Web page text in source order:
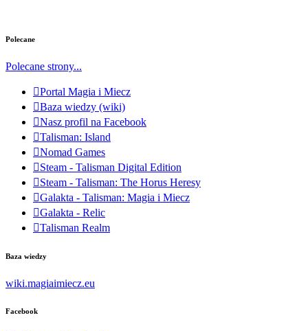
Polecane
Polecane strony...
Portal Magia i Miecz
Baza wiedzy (wiki)
Nasz profil na Facebook
Talisman: Island
Nomad Games
Steam - Talisman Digital Edition
Steam - Talisman: The Horus Heresy
Galakta - Talisman: Magia i Miecz
Galakta - Relic
Talisman Realm
Baza wiedzy
wiki.magiaimiecz.eu
Facebook